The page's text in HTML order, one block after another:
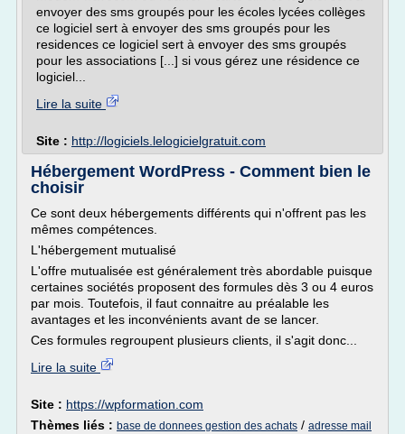
envoyer des sms groupés pour les écoles lycées collèges
ce logiciel sert à envoyer des sms groupés pour les
residences ce logiciel sert à envoyer des sms groupés
pour les associations [...] si vous gérez une résidence ce
logiciel...
Lire la suite
Site : http://logiciels.lelogicielgratuit.com
Hébergement WordPress - Comment bien le
choisir
Ce sont deux hébergements différents qui n'offrent pas les
mêmes compétences.
L'hébergement mutualisé
L'offre mutualisée est généralement très abordable puisque
certaines sociétés proposent des formules dès 3 ou 4 euros
par mois. Toutefois, il faut connaitre au préalable les
avantages et les inconvénients avant de se lancer.
Ces formules regroupent plusieurs clients, il s'agit donc...
Lire la suite
Site : https://wpformation.com
Thèmes liés : base de donnees gestion des achats / adresse mail